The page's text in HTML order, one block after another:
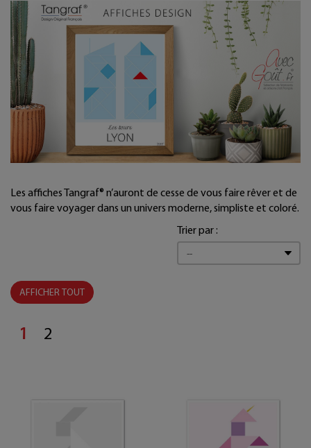
Les affiches Tangraf® n’auront de cesse de vous faire rêver et de
vous faire voyager dans un univers moderne, simpliste et coloré.
Trier par :
AFFICHER TOUT
1 2